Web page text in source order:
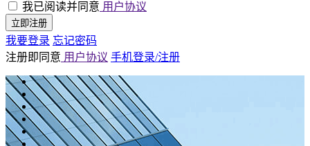
我已阅读并同意 用户协议
立即注册
我要登录 忘记密码
注册即同意 用户协议 手机登录/注册